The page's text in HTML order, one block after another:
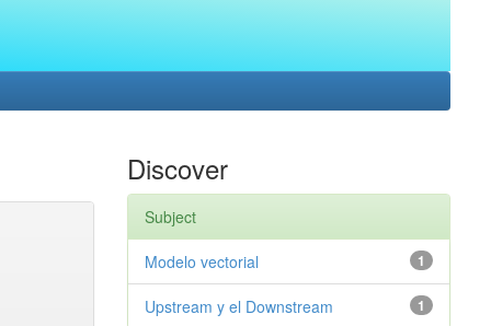
Discover
Subject
1
Modelo vectorial
1
Upstream y el Downstream